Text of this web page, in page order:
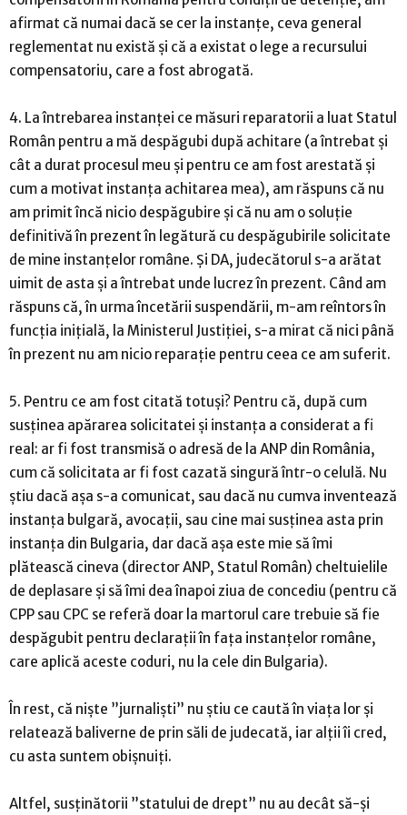
afirmat că numai dacă se cer la instanțe, ceva general
reglementat nu există și că a existat o lege a recursului
compensatoriu, care a fost abrogată.
4. La întrebarea instanței ce măsuri reparatorii a luat Statul
Român pentru a mă despăgubi după achitare (a întrebat și
cât a durat procesul meu și pentru ce am fost arestată și
cum a motivat instanța achitarea mea), am răspuns că nu
am primit încă nicio despăgubire și că nu am o soluție
definitivă în prezent în legătură cu despăgubirile solicitate
de mine instanțelor române. Și DA, judecătorul s-a arătat
uimit de asta și a întrebat unde lucrez în prezent. Când am
răspuns că, în urma încetării suspendării, m-am reîntors în
funcția inițială, la Ministerul Justiției, s-a mirat că nici până
în prezent nu am nicio reparație pentru ceea ce am suferit.
5. Pentru ce am fost citată totuși? Pentru că, după cum
susținea apărarea solicitatei și instanța a considerat a fi
real: ar fi fost transmisă o adresă de la ANP din România,
cum că solicitata ar fi fost cazată singură într-o celulă. Nu
știu dacă așa s-a comunicat, sau dacă nu cumva inventează
instanța bulgară, avocații, sau cine mai susținea asta prin
instanța din Bulgaria, dar dacă așa este mie să îmi
plătească cineva (director ANP, Statul Român) cheltuielile
de deplasare și să îmi dea înapoi ziua de concediu (pentru că
CPP sau CPC se referă doar la martorul care trebuie să fie
despăgubit pentru declarații în fața instanțelor române,
care aplică aceste coduri, nu la cele din Bulgaria).
În rest, că niște ”jurnaliști” nu știu ce caută în viața lor și
relatează baliverne de prin săli de judecată, iar alții îi cred,
cu asta suntem obișnuiți.
Altfel, susținătorii ”statului de drept” nu au decât să-și